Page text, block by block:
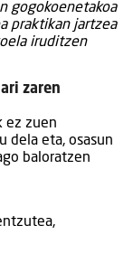
gogokoenetakoa
praktikan jartzea
iruditzen
zaren
ez zuen
dela eta, osasun
baloratzen